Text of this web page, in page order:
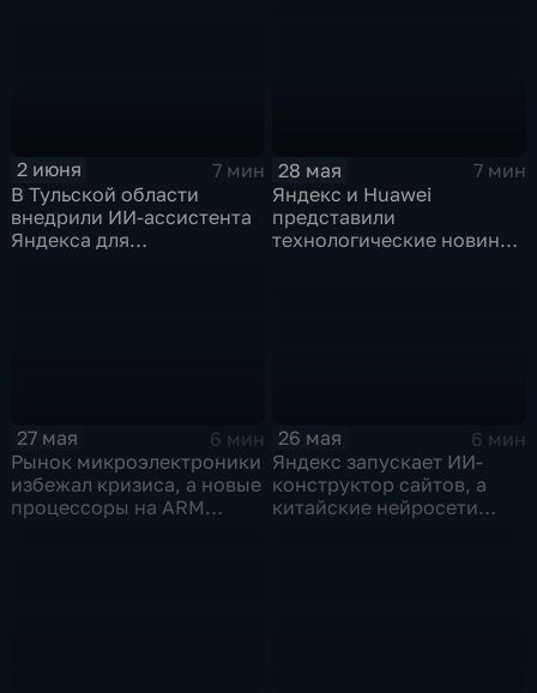
2 июня
7 мин
В Тульской области
внедрили ИИ-ассистента
Яндекса для
28 мая
7 мин
Яндекс и Huawei
представили
технологические новинки
27 мая
6 мин
Рынок микроэлектроники
избежал кризиса, а новые
процессоры на ARM
26 мая
6 мин
Яндекс запускает ИИ-
конструктор сайтов, а
китайские нейросети